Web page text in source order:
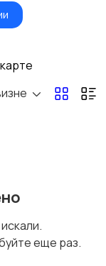
квартиры
дома
еще раз.